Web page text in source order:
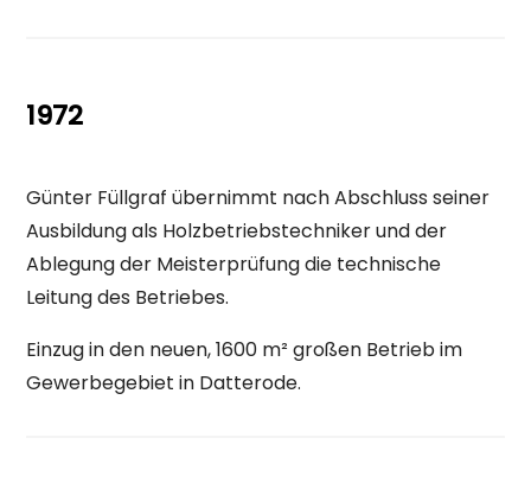
1972
Günter Füllgraf übernimmt nach Abschluss seiner
Ausbildung als Holzbetriebstechniker und der
Ablegung der Meisterprüfung die technische
Leitung des Betriebes.
Einzug in den neuen, 1600 m² großen Betrieb im
Gewerbegebiet in Datterode.